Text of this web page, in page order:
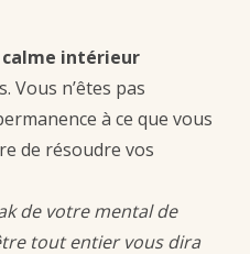
calme intérieur
Vous n’êtes pas
à ce que vous
de résoudre vos
de votre mental de
tout entier vous dira